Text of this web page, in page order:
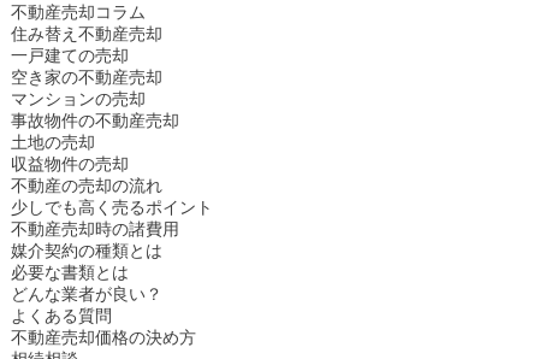
不動産売却コラム
住み替え不動産売却
一戸建ての売却
空き家の不動産売却
マンションの売却
事故物件の不動産売却
土地の売却
収益物件の売却
不動産の売却の流れ
少しでも高く売るポイント
不動産売却時の諸費用
媒介契約の種類とは
必要な書類とは
どんな業者が良い？
よくある質問
不動産売却価格の決め方